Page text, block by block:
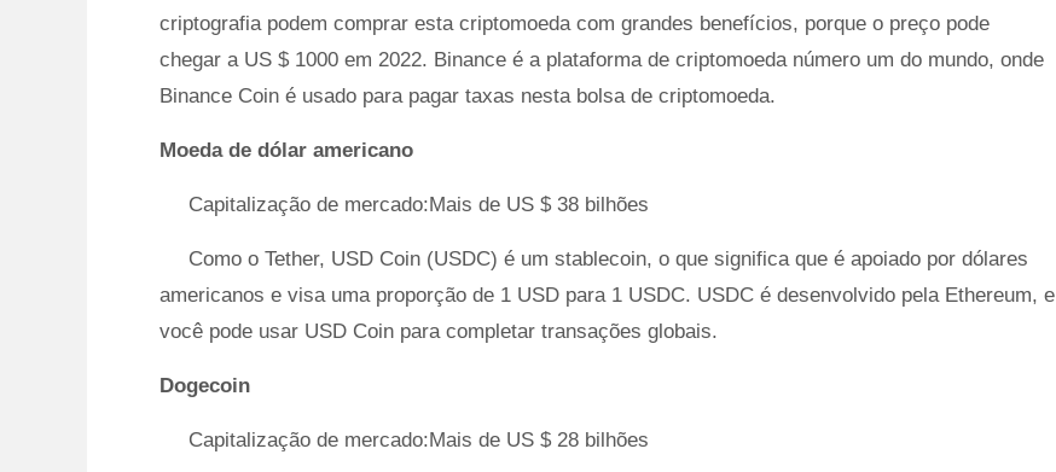
criptografia podem comprar esta criptomoeda com grandes benefícios, porque o preço pode
chegar a US $ 1000 em 2022. Binance é a plataforma de criptomoeda número um do mundo, onde
Binance Coin é usado para pagar taxas nesta bolsa de criptomoeda.
Moeda de dólar americano
Capitalização de mercado:Mais de US $ 38 bilhões
Como o Tether, USD Coin (USDC) é um stablecoin, o que significa que é apoiado por dólares
americanos e visa uma proporção de 1 USD para 1 USDC. USDC é desenvolvido pela Ethereum, e
você pode usar USD Coin para completar transações globais.
Dogecoin
Capitalização de mercado:Mais de US $ 28 bilhões